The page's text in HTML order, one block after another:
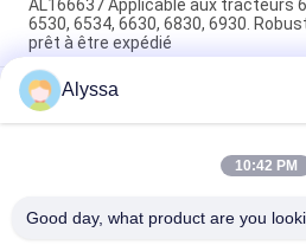
AL166637 Applicable aux tracteurs
6530, 6534, 6630, 6830, 6930.
prêt à être expédié
RE279133 Combinaison de pompe
série 6000D (6100D, 6110D, 6115D,
La pompe hydraulique
6100D ; 6110B ; 6110D ; 6115D ;
Alyssa
10:42 PM
Good day, what product are you